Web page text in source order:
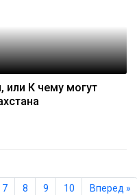
или К чему могут
7 8 9 10 Вперед »